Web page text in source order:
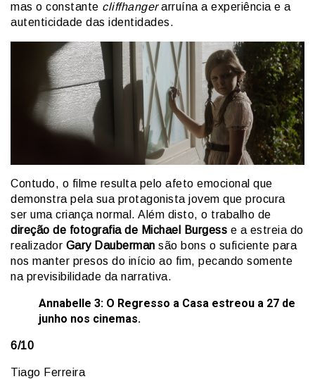
mas o constante cliffhangerarruína a experiência e a
autenticidade das identidades.
Contudo, o filme resulta pelo afeto emocional que
demonstra pela sua protagonista jovem que procura
ser uma criança normal. Além disto, o trabalho de
direção de fotografia de Michael Burgess e a estreia do
realizador Gary Dauberman são bons o suficiente para
nos manter presos do início ao fim, pecando somente
na previsibilidade da narrativa.
Annabelle 3: O Regresso a Casa estreou a 27 de
junho nos cinemas.
6/10
Tiago Ferreira